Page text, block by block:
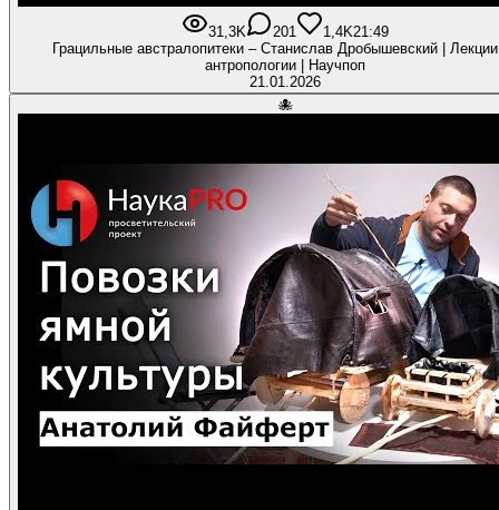
31,3K 201 1,4K21:49
Грацильные австралопитеки – Станислав Дробышевский |
антропологии | Научпоп
21.01.2026
🐙